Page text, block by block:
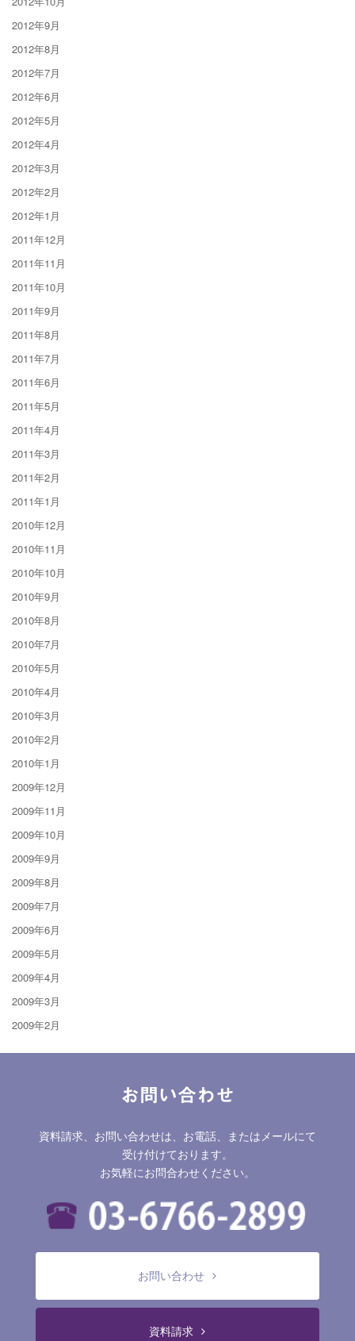
2012年9月
2012年8月
2012年7月
2012年6月
2012年5月
2012年4月
2012年3月
2012年2月
2012年1月
2011年12月
2011年11月
2011年10月
2011年9月
2011年8月
2011年7月
2011年6月
2011年5月
2011年4月
2011年3月
2011年2月
2011年1月
2010年12月
2010年11月
2010年10月
2010年9月
2010年8月
2010年7月
2010年5月
2010年4月
2010年3月
2010年2月
2010年1月
2009年12月
2009年11月
2009年10月
2009年9月
2009年8月
2009年7月
2009年6月
2009年5月
2009年4月
2009年3月
2009年2月
お問い合わせ
資料請求、お問い合わせは、お電話、またはメールにて
受け付けております。
お気軽にお問合わせください。
お問い合わせ
資料請求